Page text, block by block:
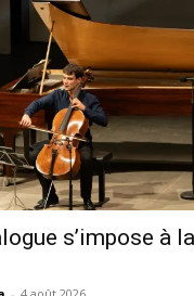
s’impose à